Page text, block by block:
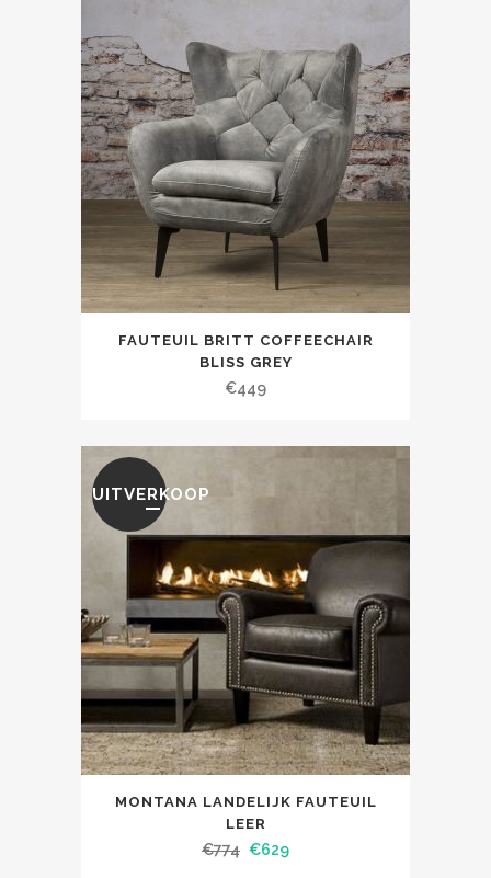
FAUTEUIL BRITT COFFEECHAIR
BLISS GREY
€449
UITVERKOOP
MONTANA LANDELIJK FAUTEUIL
LEER
€774 €629